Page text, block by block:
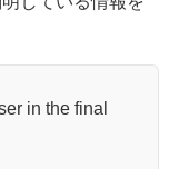
in the final